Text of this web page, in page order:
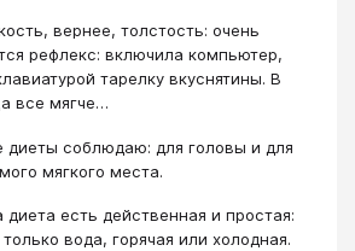
вернее, толстость: очень
рефлекс: включила компьютер,
тарелку вкуснятины. В
все мягче…
диеты соблюдаю: для головы и для
мягкого места.
диета есть действенная и простая:
вода, горячая или холодная.